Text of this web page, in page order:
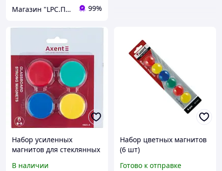
Магазин "LPC.Полиграфия" 99%
Набор усиленных
магнитов для стеклянных
В наличии
Набор цветных магнитов
(6 шт)
Готово к отправке